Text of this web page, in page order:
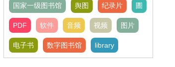
国家一级图书馆 舆图 纪录片 圕
PDF 软件 音频 视频 图片
电子书 数字图书馆 library